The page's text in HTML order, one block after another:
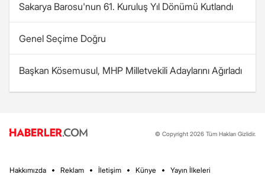
Sakarya Barosu'nun 61. Kuruluş Yıl Dönümü Kutlandı
Genel Seçime Doğru
Başkan Kösemusul, MHP Milletvekili Adaylarını Ağırladı
© Copyright 2026 Tüm Hakları Gizlidir.
Hakkımızda Reklam İletişim Künye Yayın İlkeleri